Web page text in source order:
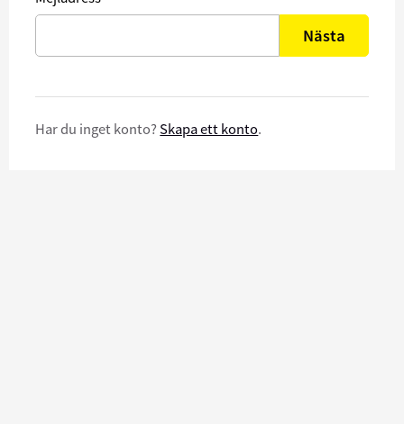
Nästa
Har du inget konto? Skapa ett konto.